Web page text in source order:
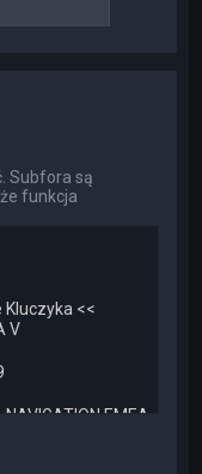
Subfora są
funkcja